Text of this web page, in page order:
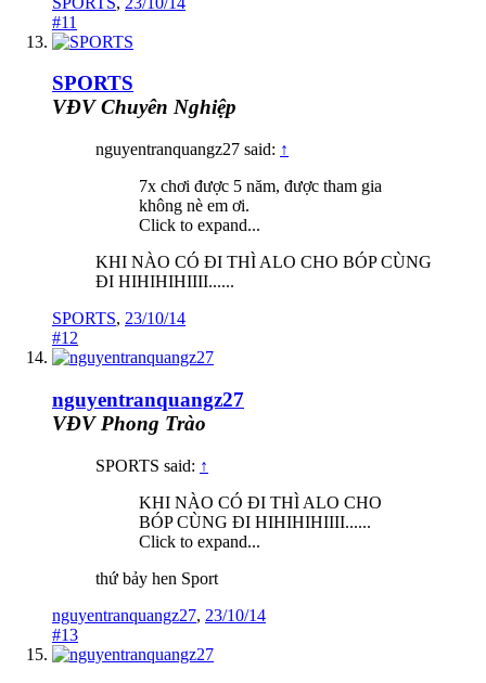
#11
SPORTS
VĐV Chuyên Nghiệp
nguyentranquangz27 said: ↑
7x chơi được 5 năm, được tham gia
không nè em ơi.
Click to expand...
KHI NÀO CÓ ĐI THÌ ALO CHO BÓP CÙNG
ĐI HIHIHIHIIII......
SPORTS, 23/10/14
#12
nguyentranquangz27
VĐV Phong Trào
SPORTS said: ↑
KHI NÀO CÓ ĐI THÌ ALO CHO
BÓP CÙNG ĐI HIHIHIHIIII......
Click to expand...
thứ bảy hen Sport
nguyentranquangz27, 23/10/14
#13